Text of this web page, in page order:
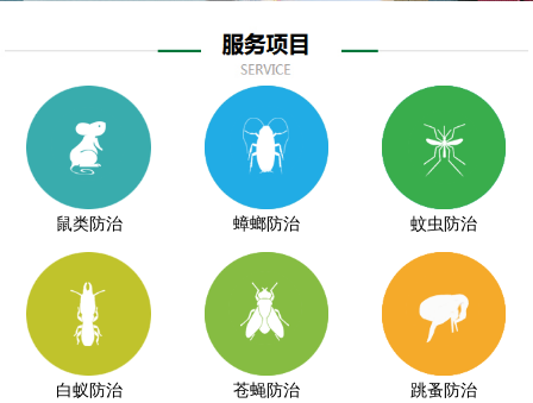
鼠类防治 蟑螂防治 蚊虫防治
白蚁防治 苍蝇防治 跳蚤防治